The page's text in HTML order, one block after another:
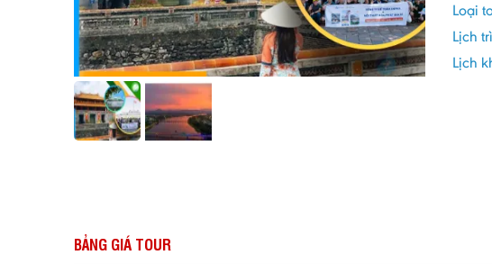
Loại
Lịch
Lịch
BẢNG GIÁ TOUR